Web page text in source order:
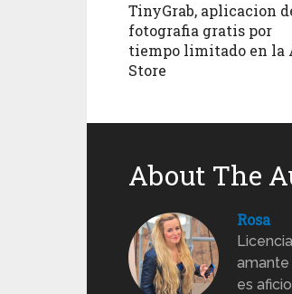
TinyGrab, aplicacion
fotografia gratis por
tiempo limitado en la
Store
About The
Rosa
amante
es